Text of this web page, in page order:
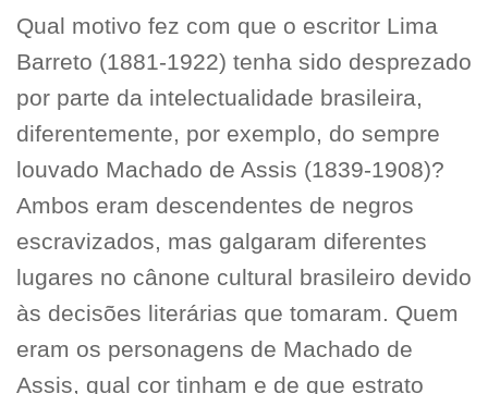
Qual motivo fez com que o escritor Lima
Barreto (1881-1922) tenha sido desprezado
por parte da intelectualidade brasileira,
diferentemente, por exemplo, do sempre
louvado Machado de Assis (1839-1908)?
Ambos eram descendentes de negros
escravizados, mas galgaram diferentes
lugares no cânone cultural brasileiro devido
às decisões literárias que tomaram. Quem
eram os personagens de Machado de
Assis, qual cor tinham e de que estrato